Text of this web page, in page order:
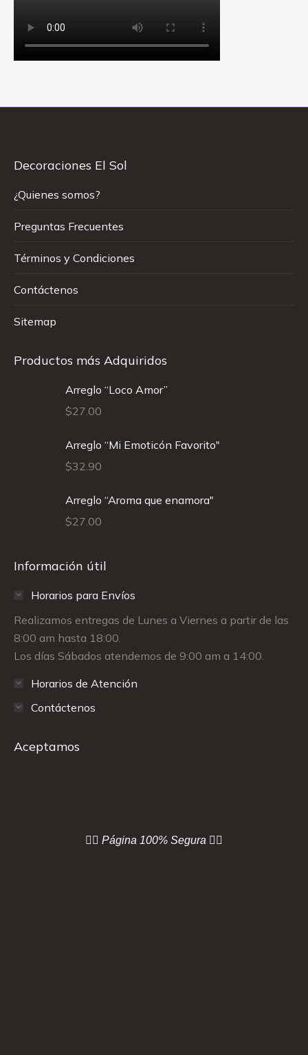
Decoraciones El Sol
¿Quienes somos?
Preguntas Frecuentes
Términos y Condiciones
Contáctenos
Sitemap
Productos más Adquiridos
Arreglo “Loco Amor”
$27.00
Arreglo “Mi Emoticón Favorito"
$32.90
Arreglo “Aroma que enamora"
$27.00
Información útil
Horarios para Envíos
Realizamos entregas de Lunes a Viernes a partir de las
8:00 am hasta 18:00.
Los días Sábados atendemos de 9:00 am a 14:00.
Horarios de Atención
Contáctenos
Aceptamos
👇🏻 Página 100% Segura 👇🏻